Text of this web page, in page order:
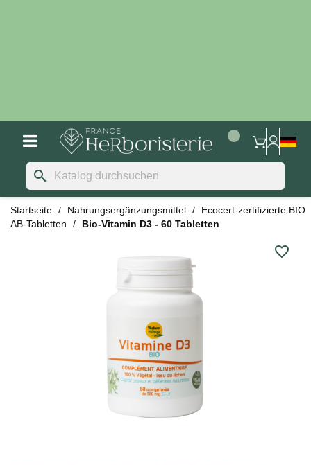
search
Startseite Nahrungsergänzungsmittel
Ecocert-zertifizierte BIO
AB-Tabletten
Bio-Vitamin D3 - 60 Tabletten
favorite_border